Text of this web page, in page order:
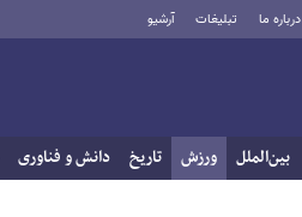
درباره ما تبلیغات آرشیو
بین‌الملل ورزش تاریخ دانش و فناوری